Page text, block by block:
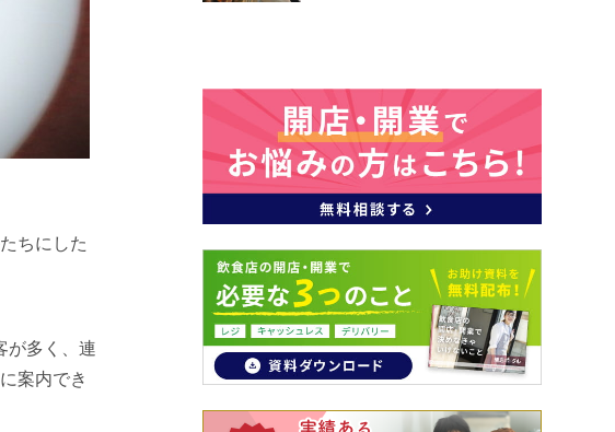
ちにした
が多く、連
案内でき